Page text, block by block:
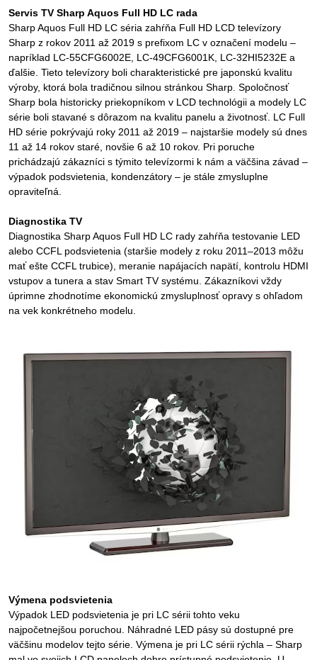
Servis TV Sharp Aquos Full HD LC rada
Sharp Aquos Full HD LC séria zahŕňa Full HD LCD televízory
Sharp z rokov 2011 až 2019 s prefixom LC v označení modelu –
napríklad LC-55CFG6002E, LC-49CFG6001K, LC-32HI5232E a
ďalšie. Tieto televízory boli charakteristické pre japonskú kvalitu
výroby, ktorá bola tradičnou silnou stránkou Sharp. Spoločnosť
Sharp bola historicky priekopníkom v LCD technológii a modely LC
série boli stavané s dôrazom na kvalitu panelu a životnosť. LC Full
HD série pokrývajú roky 2011 až 2019 – najstaršie modely sú dnes
11 až 14 rokov staré, novšie 6 až 10 rokov. Pri poruche
prichádzajú zákazníci s týmito televízormi k nám a väčšina závad –
výpadok podsvietenia, kondenzátory – je stále zmysluplne
opraviteľná.
Diagnostika TV
Diagnostika Sharp Aquos Full HD LC rady zahŕňa testovanie LED
alebo CCFL podsvietenia (staršie modely z roku 2011–2013 môžu
mať ešte CCFL trubice), meranie napájacích napätí, kontrolu HDMI
vstupov a tunera a stav Smart TV systému. Zákazníkovi vždy
úprimne zhodnotíme ekonomickú zmysluplnosť opravy s ohľadom
na vek konkrétneho modelu.
Výmena podsvietenia
Výpadok LED podsvietenia je pri LC sérii tohto veku
najpočetnejšou poruchou. Náhradné LED pásy sú dostupné pre
väčšinu modelov tejto série. Výmena je pri LC sérii rýchla – Sharp